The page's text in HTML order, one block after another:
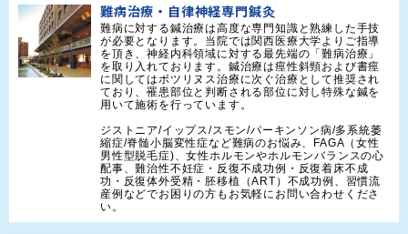
難病治療・自律神経専門鍼灸
難病に対する鍼治療は高度な専門知識と熟練した手技
が必要となります。当院では関西医療大学よりご指導
を頂き、神経内科領域に対する最先端の「難病治療」
を取り入れております。鍼治療は痙性斜頸および書痙
に関してはボツリヌス治療に次ぐ治療として推奨され
ており、罹患部位と判断される部位に対し特殊な鍼を
用いて施術を行っています。
ジストニア/イップス/スモン/パーキンソン病/多系統萎
縮症/脊髄小脳変性症など難病のお悩み、FAGA（女性
男性型脱毛症)、女性ホルモンやホルモンバランスの心
配事、難治性不妊症・反復不成功例・反復着床不成
功・反復体外受精・胚移植（ART）不成功例、習慣流
産例などでお困りの方もお気軽にお問い合わせくださ
い。